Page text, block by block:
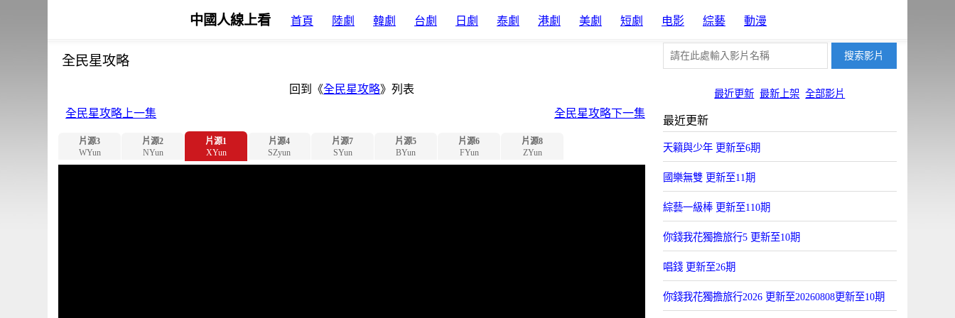
中國人線上看 首頁 陸劇 韓劇 台劇 日劇 泰劇 港劇 美劇 短劇 电影 綜藝 動漫
最近更新 最新上架 全部影片
全民星攻略
回到《全民星攻略》列表
全民星攻略上一集
全民星攻略下一集
片源3
WYun
片源2
NYun
片源1
XYun
片源4
SZyun
片源7
SYun
片源5
BYun
片源6
FYun
片源8
ZYun
最近更新
天籟與少年 更新至6期
國樂無雙 更新至11期
綜藝一級棒 更新至110期
你錢我花獨擔旅行5 更新至10期
唱錢 更新至26期
你錢我花獨擔旅行2026 更新至20260808更新至10期